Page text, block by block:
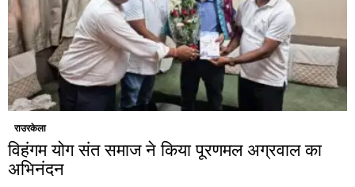
राउरकेला
विहंगम योग संत समाज ने किया पूरणमल अग्रवाल का
अभिनंदन